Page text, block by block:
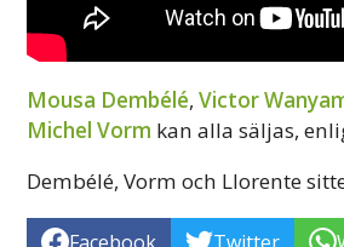
Mousa Dembélé, Victor
Michel Vorm kan alla säljas,
Dembélé, Vorm och Llorente
Facebook Twitter